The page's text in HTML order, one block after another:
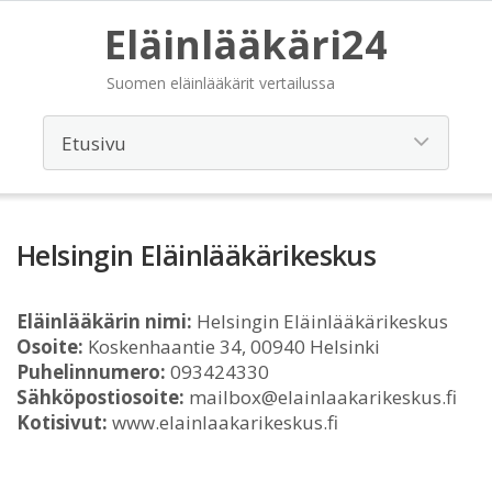
Eläinlääkäri24
Suomen eläinlääkärit vertailussa
Helsingin Eläinlääkärikeskus
Eläinlääkärin nimi: Helsingin Eläinlääkärikeskus
Osoite: Koskenhaantie 34, 00940 Helsinki
Puhelinnumero: 093424330
Sähköpostiosoite: mailbox@elainlaakarikeskus.fi
Kotisivut: www.elainlaakarikeskus.fi